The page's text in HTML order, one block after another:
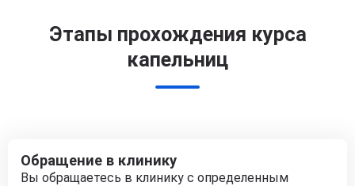
Этапы прохождения курса
капельниц
Обращение в клинику
Вы обращаетесь в клинику с определенным